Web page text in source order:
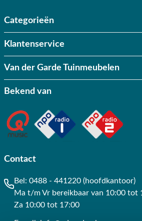
Categorieën
Klantenservice
Van der Garde Tuinmeubelen
Bekend van
Contact
Bel: 0488 - 441220 (hoofdkantoor)
Ma t/m Vr bereikbaar van 10:00 tot
Za 10:00 tot 17:00